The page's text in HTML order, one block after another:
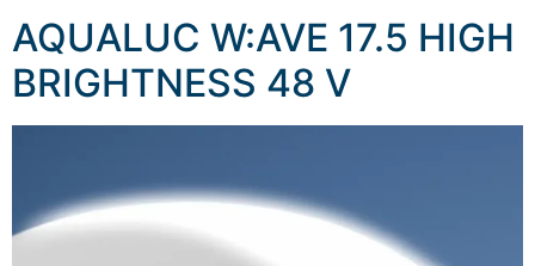
AQUALUC W:AVE 17.5 HIGH
BRIGHTNESS 48 V